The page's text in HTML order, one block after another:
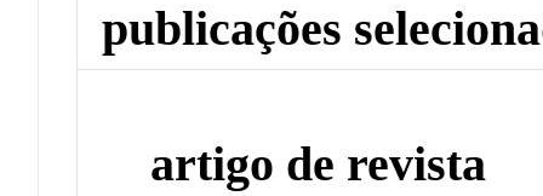
publicações
artigo de revista